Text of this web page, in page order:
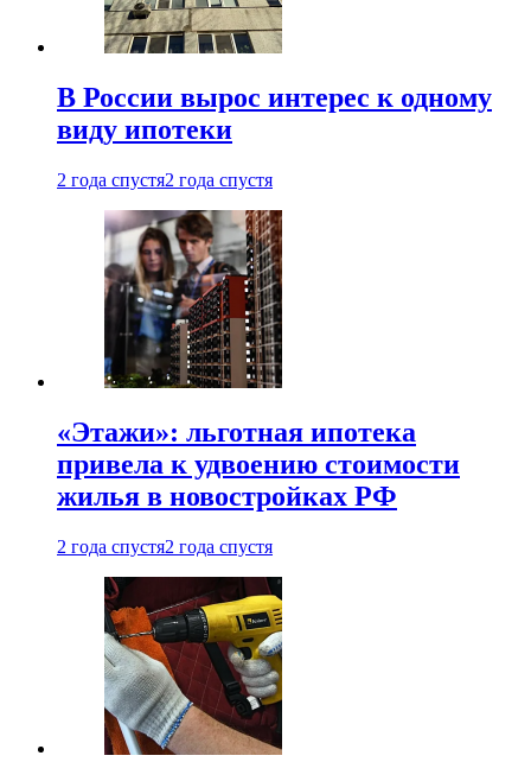
В России вырос интерес к одному
виду ипотеки
2 года спустя2 года спустя
«Этажи»: льготная ипотека
привела к удвоению стоимости
жилья в новостройках РФ
2 года спустя2 года спустя